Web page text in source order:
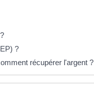
?
récupérer l'argent ?